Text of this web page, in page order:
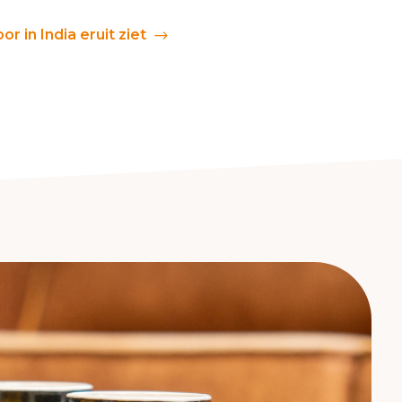
in India eruit ziet